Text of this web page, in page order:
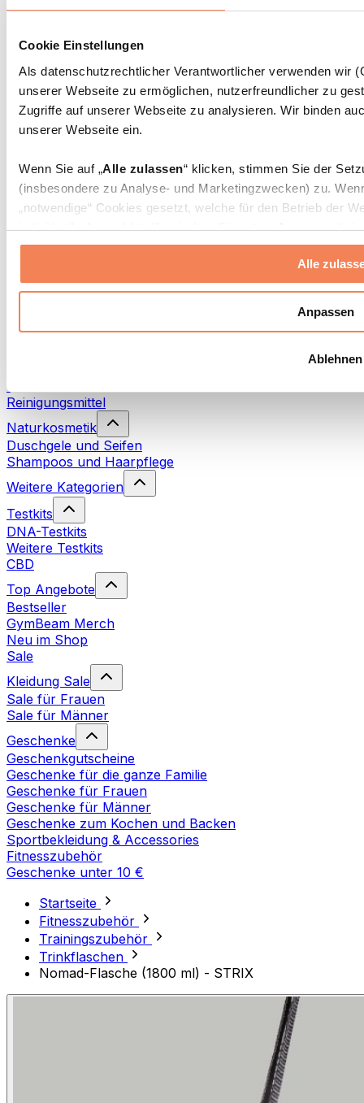
Cookie Einstellungen
Als datenschutzrechtlicher Verantwortlicher verwenden wir
unserer Webseite zu ermöglichen, nutzerfreundlicher zu
Zugriffe auf unserer Webseite zu analysieren. Wir binden
unserer Webseite ein.
Wenn Sie auf „Alle zulassen“ klicken, stimmen Sie der
(insbesondere zu Analyse- und Marketingzwecken) zu.
„notwendige“ Cookies gesetzt, welche für den Betrieb der
individuelle Auswahl treffen, indem Sie unter „Anpassen“
erlauben“ klicken.
Weitere Informationen über die Verarbeitung Ihrer Daten
Datenschutzerklärung
Alle
Anpassen
Ablehnen
Faszien- und Massagerollen
Weitere Rehabilitationshilfen
Taschen & Rucksäcke
Essenstaschen und Meal-Prep-Zubehör
Sporttaschen
Zubehör nach Aktivität
Laufen
Kampfsport
Yoga & Pilates
Wandern
Rotlichttherapie
Waschmittel
Reinigungsmittel
Naturkosmetik
Duschgele und Seifen
Shampoos und Haarpflege
Weitere Kategorien
Testkits
DNA-Testkits
Weitere Testkits
CBD
Top Angebote
Bestseller
GymBeam Merch
Neu im Shop
Sale
Kleidung Sale
Sale für Frauen
Sale für Männer
Geschenke
Geschenkgutscheine
Geschenke für die ganze Familie
Geschenke für Frauen
Geschenke für Männer
Geschenke zum Kochen und Backen
Sportbekleidung & Accessories
Fitnesszubehör
Geschenke unter 10 €
Startseite
Fitnesszubehör
Trainingszubehör
Trinkflaschen
Nomad-Flasche (1800 ml) - STRIX